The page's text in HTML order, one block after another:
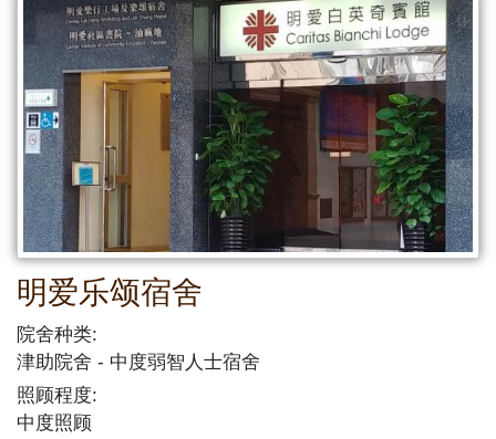
明爱乐颂宿舍
院舍种类:
津助院舍
中度弱智人士宿舍
照顾程度:
中度照顾